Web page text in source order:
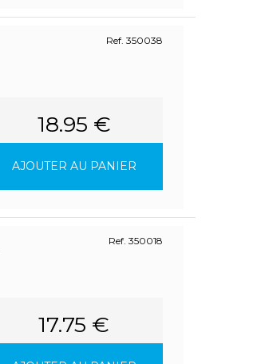
Ref. 350038
18.95 €
AJOUTER AU PANIER
Ref. 350018
17.75 €